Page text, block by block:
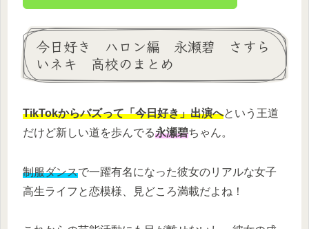
今日好き ハロン編 永瀬碧 さすら
いネキ 高校のまとめ
TikTokからバズって「今日好き」出演へという王道
だけど新しい道を歩んでる永瀬碧ちゃん。
制服ダンスで一躍有名になった彼女のリアルな女子
高生ライフと恋模様、見どころ満載だよね！